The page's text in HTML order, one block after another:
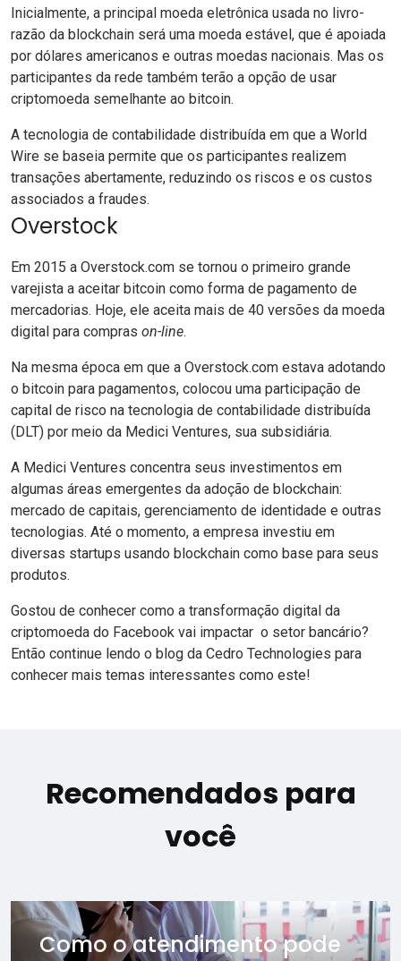
Inicialmente, a principal moeda eletrônica usada no livro-
razão da blockchain será uma moeda estável, que é apoiada
por dólares americanos e outras moedas nacionais. Mas os
participantes da rede também terão a opção de usar
criptomoeda semelhante ao bitcoin.
A tecnologia de contabilidade distribuída em que a World
Wire se baseia permite que os participantes realizem
transações abertamente, reduzindo os riscos e os custos
associados a fraudes.
Overstock
Em 2015 a Overstock.com se tornou o primeiro grande
varejista a aceitar bitcoin como forma de pagamento de
mercadorias. Hoje, ele aceita mais de 40 versões da moeda
digital para compras on-line.
Na mesma época em que a Overstock.com estava adotando
o bitcoin para pagamentos, colocou uma participação de
capital de risco na tecnologia de contabilidade distribuída
(DLT) por meio da Medici Ventures, sua subsidiária.
A Medici Ventures concentra seus investimentos em
algumas áreas emergentes da adoção de blockchain:
mercado de capitais, gerenciamento de identidade e outras
tecnologias. Até o momento, a empresa investiu em
diversas startups usando blockchain como base para seus
produtos.
Gostou de conhecer como a transformação digital da
criptomoeda do Facebook vai impactar o setor bancário?
Então continue lendo o blog da Cedro Technologies para
conhecer mais temas interessantes como este!
Recomendados para
você
Como o atendimento pode